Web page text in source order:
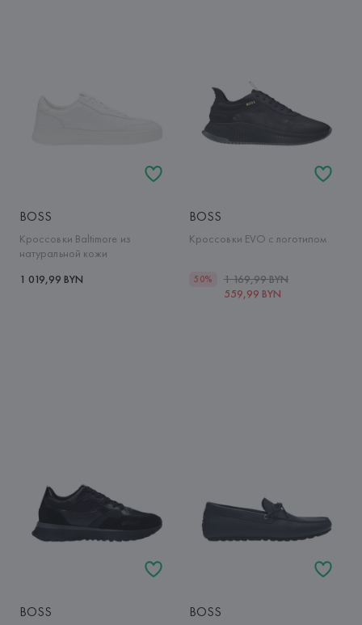
BOSS
Кроссовки Baltimore из
натуральной кожи
1 019,99 BYN
BOSS
Кроссовки EVO с логотипом
50%
1 169,99 BYN
559,99 BYN
BOSS BOSS